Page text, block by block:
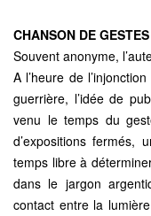
CHANSON DE GESTES
Souvent anonyme,
A l’heure de
guerrière, l’idée de
venu le temps du
d’expositions fermés,
temps libre à
dans le jargon
contact entre la